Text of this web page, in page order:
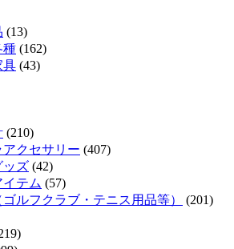
(13)
種 (162)
具 (43)
(210)
クセサリー (407)
ッズ (42)
テム (57)
ルフクラブ・テニス用品等）
(201)